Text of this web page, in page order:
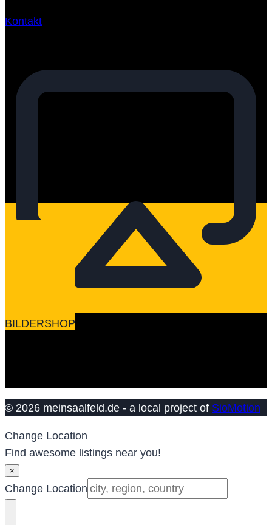
Kontakt
BILDERSHOP
© 2026 meinsaalfeld.de - a local project of SioMotion
Change Location
Find awesome listings near you!
×
Change Location